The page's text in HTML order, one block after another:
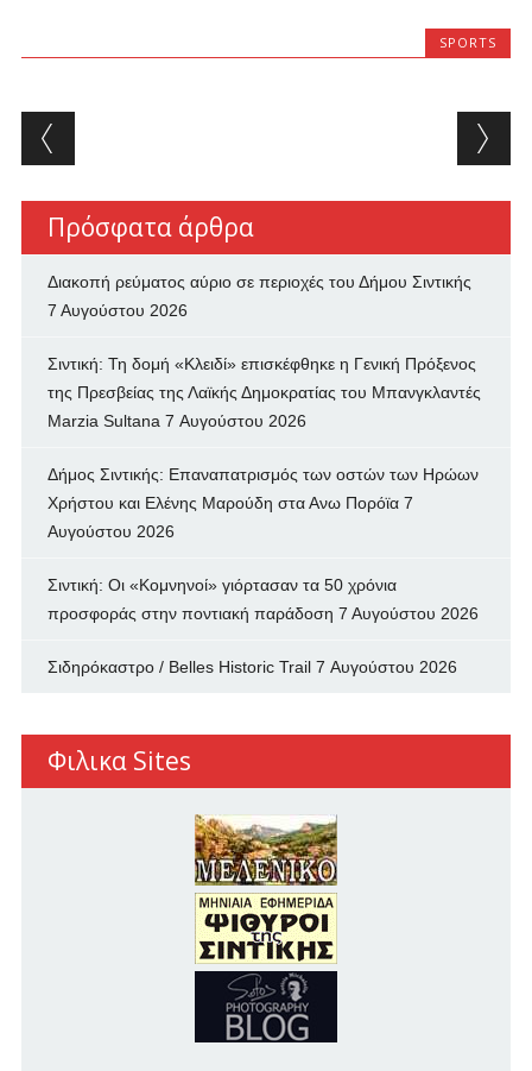
SPORTS
Post navigation
Πρόσφατα άρθρα
Διακοπή ρεύματος αύριο σε περιοχές του Δήμου Σιντικής
7 Αυγούστου 2026
Σιντική: Τη δομή «Κλειδί» επισκέφθηκε η Γενική Πρόξενος
της Πρεσβείας της Λαϊκής Δημοκρατίας του Μπανγκλαντές
Marzia Sultana 7 Αυγούστου 2026
Δήμος Σιντικής: Επαναπατρισμός των oστών των Ηρώων
Χρήστου και Ελένης Μαρούδη στα Ανω Πορόϊα 7
Αυγούστου 2026
Σιντική: Οι «Κομνηνοί» γιόρτασαν τα 50 χρόνια
προσφοράς στην ποντιακή παράδοση 7 Αυγούστου 2026
Σιδηρόκαστρο / Belles Historic Trail 7 Αυγούστου 2026
Φιλικα Sites